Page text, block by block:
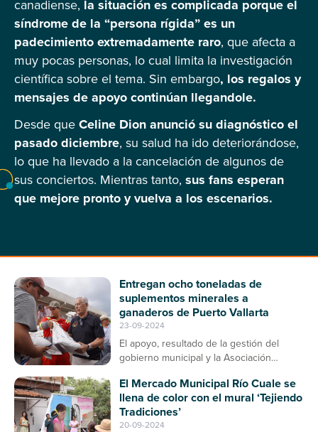
canadiense, la situación es complicada porque el
síndrome de la “persona rígida” es un
padecimiento extremadamente raro, que afecta a
muy pocas personas, lo cual limita la investigación
científica sobre el tema. Sin embargo, los regalos y
mensajes de apoyo continúan llegandole.
Desde queCeline Dion anunció su diagnóstico el
pasado diciembre, su salud ha ido deteriorándose,
lo que ha llevado a la cancelación de algunos de
sus conciertos. Mientras tanto, sus fans esperan
que mejore pronto y vuelva a los escenarios.
Entregan ocho toneladas de
suplementos minerales a
ganaderos de Puerto Vallarta
23-09-2024
El apoyo, resultado de la gestión del
gobierno municipal y la Asociación
enfermedades en el ganado bovino
El Mercado Municipal Río Cuale se
llena de color con el mural ‘Tejiendo
Tradiciones’
20-09-2024